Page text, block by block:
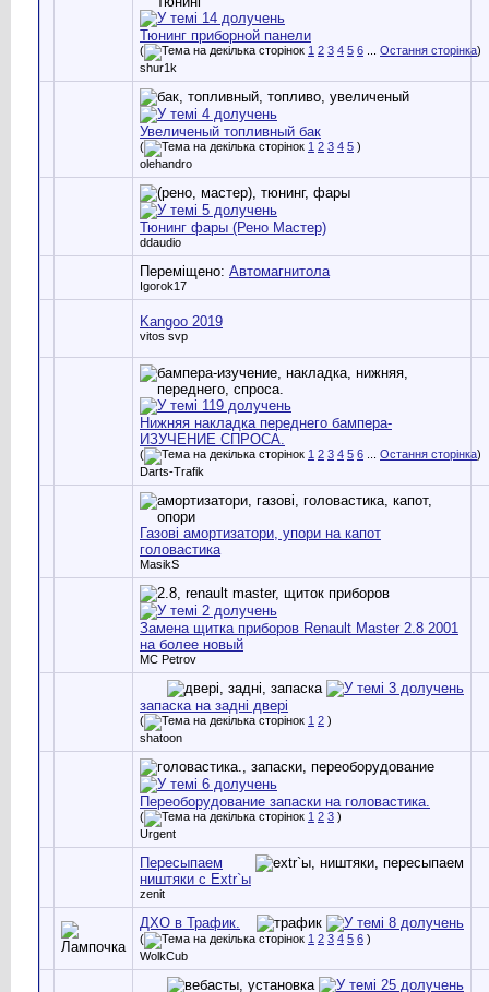
Тюнинг приборной панели
( 1 2 3 4 5 6 Остання сторінка)
shur1k
Увеличеный топливный бак
( 1 2 3 4 5 )
olehandro
Тюнинг фары (Рено Мастер)
ddaudio
Переміщено: Автомагнитола
Igorok17
Kangoo 2019
vitos svp
Нижняя накладка переднего бампера-
ИЗУЧЕНИЕ СПРОСА.
( 1 2 3 4 5 6 Остання сторінка)
Darts-Trafik
Газові амортизатори, упори на капот
головастика
MasikS
Замена щитка приборов Renault Master 2.8 2001
на более новый
MC Petrov
запаска на задні двері
( 1 2 )
shatoon
Переоборудование запаски на головастика.
( 1 2 3 )
Urgent
Пересыпаем
ништяки с Extr`ы
zenit
ДХО в Трафик.
( 1 2 3 4 5 6 )
WolkCub